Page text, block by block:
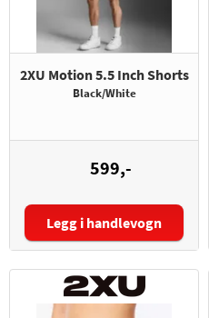
2XU Motion 5.5 Inch Shorts
Black/White
599,-
Størrelse:
Legg i handlevogn